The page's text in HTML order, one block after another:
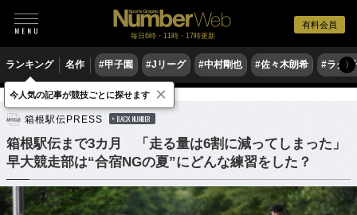
有料会員
毎日6時・11時・17時更新
ランキング 名作 #甲子園 #Jリーグ #中村剛也 #佐々木朗希 #ラグ〉
陸上 駅伝
箱根駅伝PRESS BACK NUMBER
箱根駅伝まで3カ月 「走る量は6割に減ってしまった」
早大競走部は“合宿NGの夏”にどんな練習をした？
今人気の記事が競技ごとに探せます ×